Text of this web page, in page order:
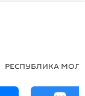
РЕСПУБЛИКА